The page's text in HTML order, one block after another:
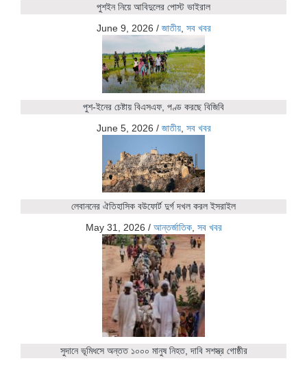
পুশইন নিয়ে আবিদুলের পোস্ট ভাইরাল
June 9, 2026 / জাতীয়, সব খবর
পুশ-ইনের চেষ্টায় বিএসএফ, পণ্ড করছে বিজিবি
June 5, 2026 / জাতীয়, সব খবর
লেবাননের ঐতিহাসিক বউফোর্ট দুর্গ দখল করল ইসরাইল
May 31, 2026 / আন্তর্জাতিক, সব খবর
সুদানে ভূমিধসে অন্তত ১০০০ মানুষ নিহত, দাবি সশস্ত্র গোষ্ঠীর